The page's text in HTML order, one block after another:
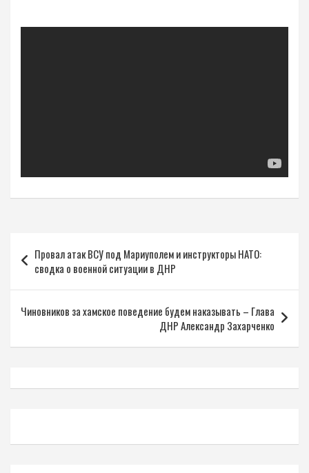
по
записям
Провал атак ВСУ под Мариуполем и инструкторы НАТО:
сводка о военной ситуации в ДНР
Чиновников за хамское поведение будем наказывать – Глава
ДНР Александр Захарченко